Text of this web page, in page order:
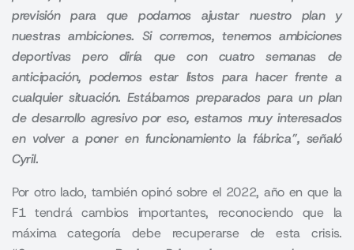
previsión para que podamos ajustar nuestro plan y
nuestras ambiciones. Si corremos, tenemos ambiciones
deportivas pero diría que con cuatro semanas de
anticipación, podemos estar listos para hacer frente a
cualquier situación. Estábamos preparados para un plan
de desarrollo agresivo por eso, estamos muy interesados
en volver a poner en funcionamiento la fábrica”, señaló
Cyril.
Por otro lado, también opinó sobre el 2022, año en que la
F1 tendrá cambios importantes, reconociendo que la
máxima categoría debe recuperarse de esta crisis.